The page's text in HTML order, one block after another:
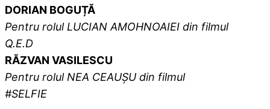
DORIAN BOGUȚĂ
Pentru rolul LUCIAN AMOHNOAIEI din filmul
Q.E.D
RĂZVAN VASILESCU
Pentru rolul NEA CEAUȘU din filmul
#SELFIE